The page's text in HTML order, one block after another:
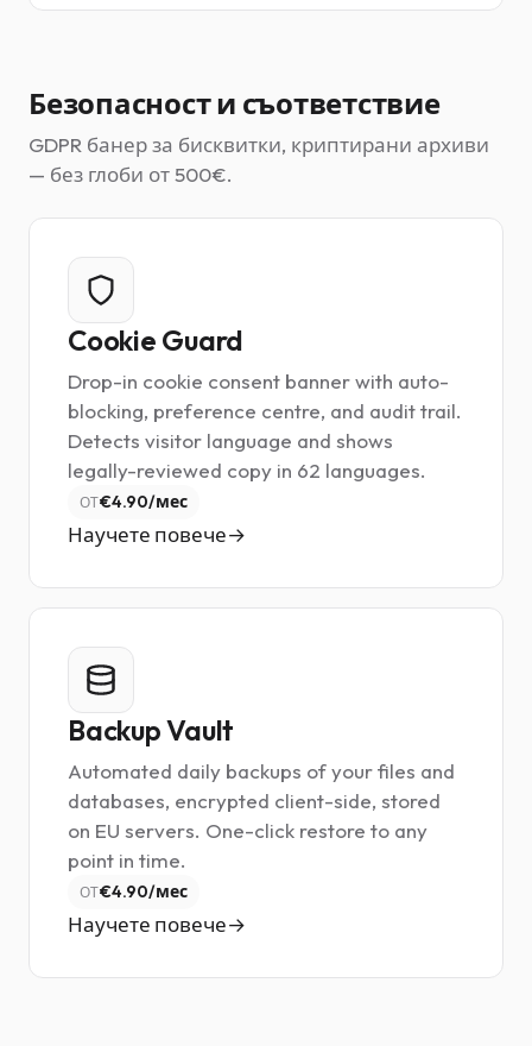
Безопасност и съответствие
GDPR банер за бисквитки, криптирани архиви
— без глоби от 500€.
Cookie Guard
Drop-in cookie consent banner with auto-
blocking, preference centre, and audit trail.
Detects visitor language and shows
legally-reviewed copy in 62 languages.
ОТ€4.90/мес
Научете повече
Backup Vault
Automated daily backups of your files and
databases, encrypted client-side, stored
on EU servers. One-click restore to any
point in time.
ОТ€4.90/мес
Научете повече